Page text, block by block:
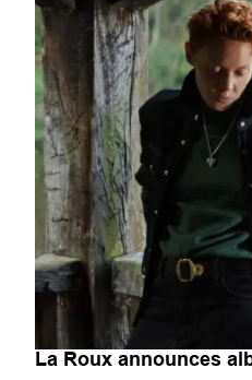
La Roux announces